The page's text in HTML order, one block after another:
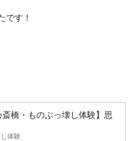
です！
斎橋・ものぶっ壊し体験】思
体験